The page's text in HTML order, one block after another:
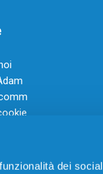
dei social